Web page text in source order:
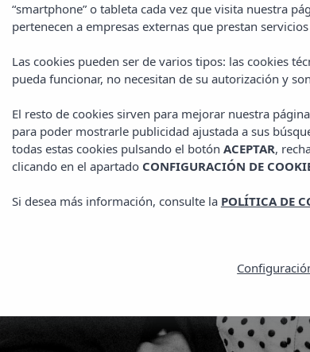
“smartphone” o tableta cada vez que visita nuestra
pertenecen a empresas externas que prestan
Las cookies pueden ser de varios tipos: las cookies
pueda funcionar, no necesitan de su autorización y
El resto de cookies sirven para mejorar nuestra
para poder mostrarle publicidad ajustada a sus
todas estas cookies pulsando el botón ACEPTAR,
clicando en el apartado CONFIGURACIÓN DE
Si desea más información, consulte la POLÍTICA DE